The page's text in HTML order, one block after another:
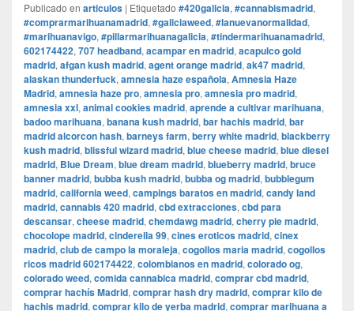
Publicado en articulos | Etiquetado #420galicia, #cannabismadrid,
#comprarmarihuanamadrid, #galiciaweed, #lanuevanormalidad,
#marihuanavigo, #pillarmarihuanagalicia, #tindermarihuanamadrid,
602174422, 707 headband, acampar en madrid, acapulco gold
madrid, afgan kush madrid, agent orange madrid, ak47 madrid,
alaskan thunderfuck, amnesia haze española, Amnesia Haze
Madrid, amnesia haze pro, amnesia pro, amnesia pro madrid,
amnesia xxl, animal cookies madrid, aprende a cultivar marihuana,
badoo marihuana, banana kush madrid, bar hachis madrid, bar
madrid alcorcon hash, barneys farm, berry white madrid, blackberry
kush madrid, blissful wizard madrid, blue cheese madrid, blue diesel
madrid, Blue Dream, blue dream madrid, blueberry madrid, bruce
banner madrid, bubba kush madrid, bubba og madrid, bubblegum
madrid, california weed, campings baratos en madrid, candy land
madrid, cannabis 420 madrid, cbd extracciones, cbd para
descansar, cheese madrid, chemdawg madrid, cherry pie madrid,
chocolope madrid, cinderella 99, cines eroticos madrid, cinex
madrid, club de campo la moraleja, cogollos maria madrid, cogollos
ricos madrid 602174422, colombianos en madrid, colorado og,
colorado weed, comida cannabica madrid, comprar cbd madrid,
comprar hachís Madrid, comprar hash dry madrid, comprar kilo de
hachis madrid, comprar kilo de yerba madrid, comprar marihuana a